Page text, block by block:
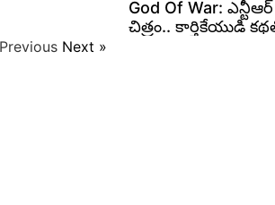
God Of War:
చిత్రం.. కార్తికేయుడి
Next »